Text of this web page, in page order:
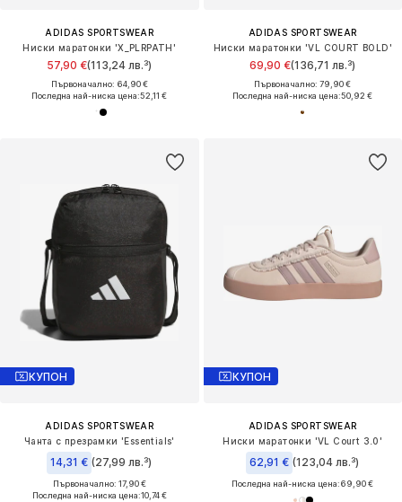
ADIDAS SPORTSWEAR
Ниски маратонки 'X_PLRPATH'
57,90 €(113,24 лв.³)
Първоначално: 64,90 €
Последна най-ниска цена:52,11 €
ADIDAS SPORTSWEAR
Ниски маратонки 'VL COURT BOLD'
69,90 €(136,71 лв.³)
Първоначално: 79,90 €
Последна най-ниска цена:50,92 €
КУПОН
ADIDAS SPORTSWEAR
Чанта с презрамки 'Essentials'
14,31 € (27,99 лв.³)
Първоначално: 17,90 €
Последна най-ниска цена:10,74 €
КУПОН
ADIDAS SPORTSWEAR
Ниски маратонки 'VL Court 3.0'
62,91 € (123,04 лв.³)
Последна най-ниска цена:69,90 €